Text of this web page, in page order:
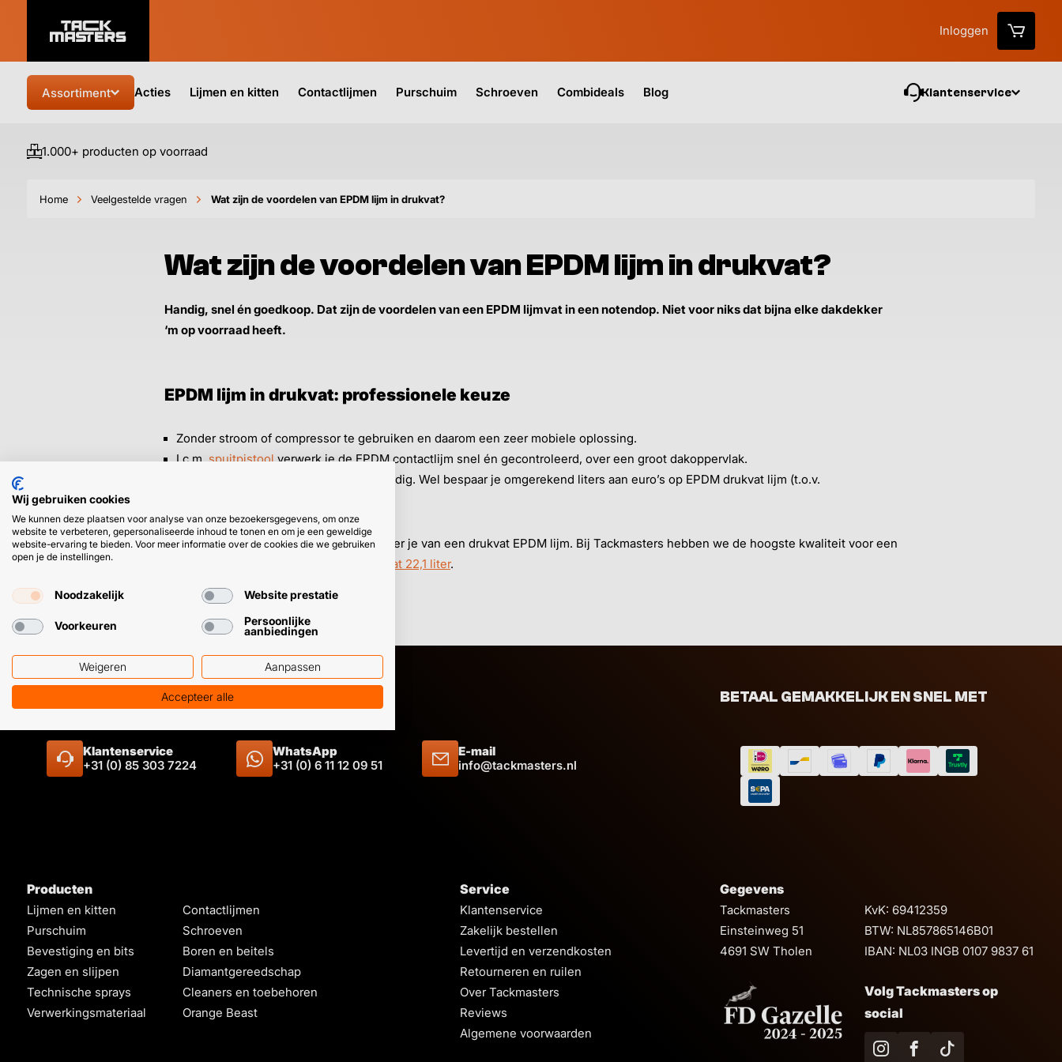
Inloggen
Assortiment Acties Lijmen en kitten Contactlijmen Purschuim Schroeven Combideals Blog Klantenservice
1.000+ producten op voorraad
Home Veelgestelde vragen Wat zijn de voordelen van EPDM lijm in drukvat?
Wat zijn de voordelen van EPDM lijm in drukvat?
Handig, snel én goedkoop. Dat zijn de voordelen van een EPDM lijmvat in een notendop. Niet voor niks dat bijna elke dakdekker
‘m op voorraad heeft.
EPDM lijm in drukvat: professionele keuze
Zonder stroom of compressor te gebruiken en daarom een zeer mobiele oplossing.
I.c.m.spuitpistoolverwerk je de EPDM contactlijm snel én gecontroleerd, over een groot dakoppervlak.
Ja, je hebt een spuitpistool en slang nodig. Wel bespaar je omgerekend liters aan euro’s op EPDM drukvat lijm (t.o.v.
➜Kortom, voor het échte dakwerk profiteer je van een drukvat EPDM lijm. Bij Tackmasters hebben we de hoogste kwaliteit voor een
EPDM Roofing Spray drukvat 22,1 liter.
HULP OF ADVIES NODIG?
Klantenservice
+31 (0) 85 303 7224
WhatsApp
+31 (0) 6 11 12 09 51
E-mail
info@tackmasters.nl
BETAAL GEMAKKELIJK EN SNEL MET
Producten
Lijmen en kitten
Contactlijmen
Purschuim
Schroeven
Bevestiging en bits
Boren en beitels
Zagen en slijpen
Diamantgereedschap
Technische sprays
Cleaners en toebehoren
Verwerkingsmateriaal
Orange Beast
Service
Klantenservice
Zakelijk bestellen
Levertijd en verzendkosten
Retourneren en ruilen
Over Tackmasters
Reviews
Algemene voorwaarden
Gegevens
Tackmasters
Einsteinweg 51
4691 SW Tholen
KvK: 69412359
BTW: NL857865146B01
IBAN: NL03 INGB 0107 9837 61
Volg Tackmasters op
social
Wij gebruiken cookies
We kunnen deze plaatsen voor analyse van onze bezoekersgegevens, om onze
website te verbeteren, gepersonaliseerde inhoud te tonen en om je een geweldige
website-ervaring te bieden. Voor meer informatie over de cookies die we gebruiken
open je de instellingen.
Noodzakelijk Website prestatie
Voorkeuren
Persoonlijke
aanbiedingen
Weigeren Aanpassen
Accepteer alle